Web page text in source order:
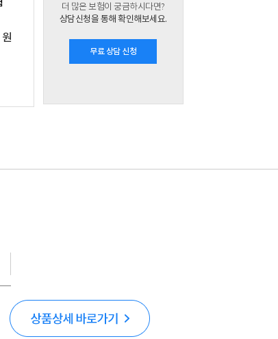
원
더 많은 보험이 궁금하시다면?
상담신청을 통해 확인해보세요.
무료 상담 신청